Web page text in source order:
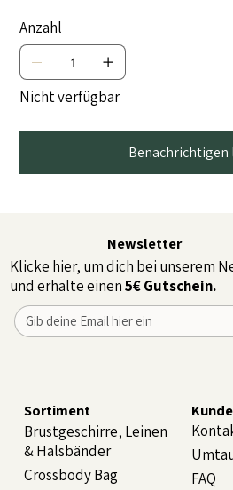
Anzahl
Nicht verfügbar
Benachrichtigen
Sortiment
Brustgeschirre, Leinen
& Halsbänder
Crossbody Bag
FAQ
Newsletter
Klicke hier, um dich bei unserem
und erhalte einen5€ Gutschein.